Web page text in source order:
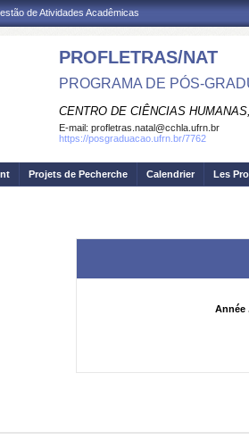
de Atividades Acadêmicas
PROFLETRAS/NAT
PROGRAMA DE PÓS-
CENTRO DE CIÊNCIAS
E-mail: profletras.natal@cchla.ufrn.br
https://posgraduacao.ufrn.br/7762
Projets de Pecherche Calendrier Les
Année